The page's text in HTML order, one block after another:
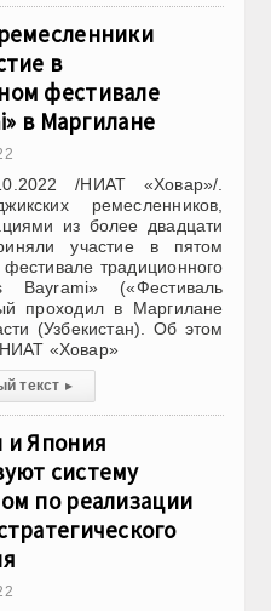
в
фестивале
в Маргилане
/НИАТ «Ховар»/.
ремесленников,
из более двадцати
участие в пятом
традиционного
Bayrami» («Фестиваль
проходил в Маргилане
(Узбекистан). Об этом
«Ховар»
текст ▸
и Япония
систему
по реализации